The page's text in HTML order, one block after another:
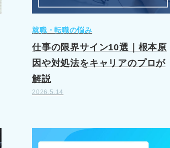
就職・転職の悩み
仕事の限界サイン10選｜根本原
因や対処法をキャリアのプロが
解説
2026.5.14